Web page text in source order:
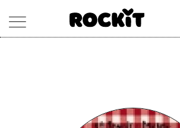
ARTISTI
CONCERTI